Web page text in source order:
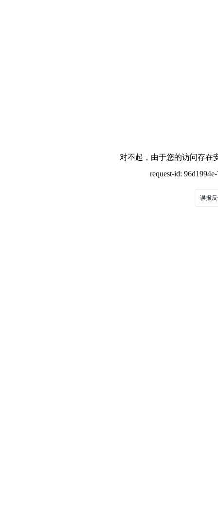
对不起，由于您的访问存在
request-id:
误报